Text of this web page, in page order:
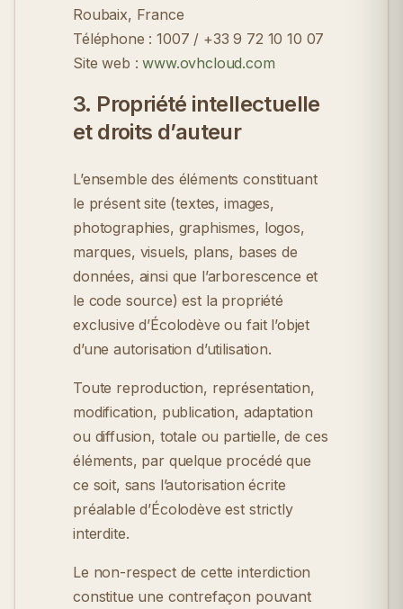
Roubaix, France
Téléphone : 1007 / +33 9 72 10 10 07
Site web : www.ovhcloud.com
3. Propriété intellectuelle
et droits d’auteur
L’ensemble des éléments constituant
le présent site (textes, images,
photographies, graphismes, logos,
marques, visuels, plans, bases de
données, ainsi que l’arborescence et
le code source) est la propriété
exclusive d’Écolodève ou fait l’objet
d’une autorisation d’utilisation.
Toute reproduction, représentation,
modification, publication, adaptation
ou diffusion, totale ou partielle, de ces
éléments, par quelque procédé que
ce soit, sans l’autorisation écrite
préalable d’Écolodève est strictly
interdite.
Le non-respect de cette interdiction
constitue une contrefaçon pouvant